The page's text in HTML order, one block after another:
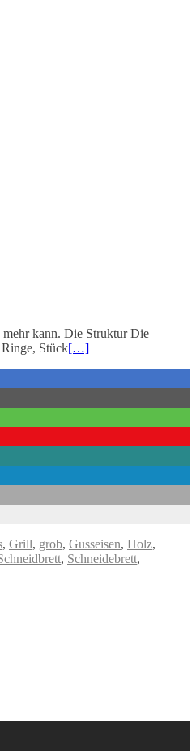
kann. Die Struktur Die
Stück[…]
, Grill, grob, Gusseisen, Holz,
, Schneidebrett,